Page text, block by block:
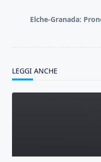
reader-Elche-Granada:
LEGGI ANCHE